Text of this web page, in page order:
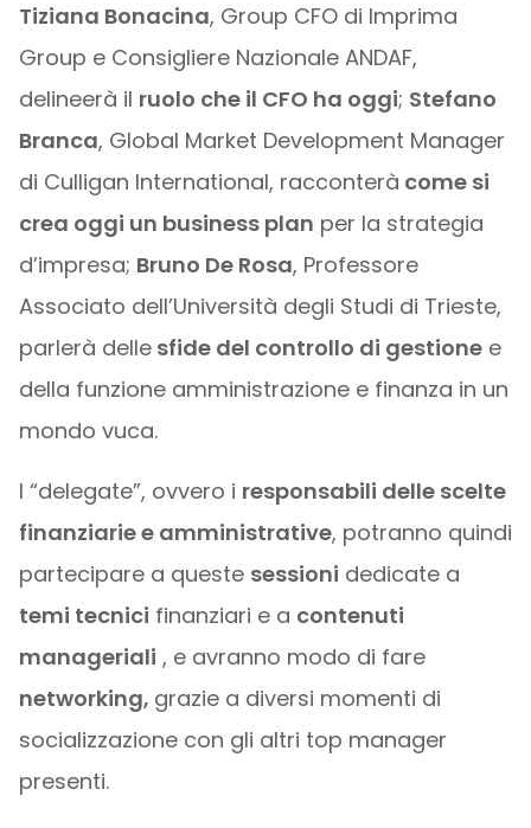
Tiziana Bonacina, Group CFO di Imprima
Group e Consigliere Nazionale ANDAF,
delineerà il ruolo che il CFO ha oggi; Stefano
Branca, Global Market Development Manager
di Culligan International, racconterà come si
crea oggi un business plan per la strategia
d’impresa; Bruno De Rosa, Professore
Associato dell’Università degli Studi di Trieste,
parlerà dellesfide del controllo di gestionee
della funzione amministrazione e finanza in un
mondo vuca.
I “delegate”, ovvero i responsabili delle scelte
finanziarie e amministrative, potranno quindi
partecipare a queste sessioni dedicate a
temi tecnici finanziari e a contenuti
manageriali , e avranno modo di fare
networking, grazie a diversi momenti di
socializzazione con gli altri top manager
presenti.